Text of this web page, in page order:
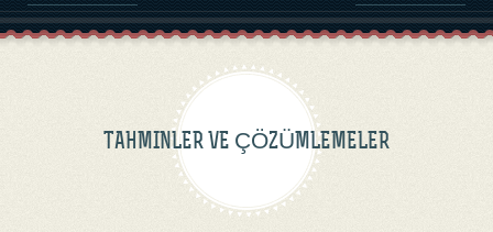
TAHMINLER VE ÇÖZÜMLEMELER